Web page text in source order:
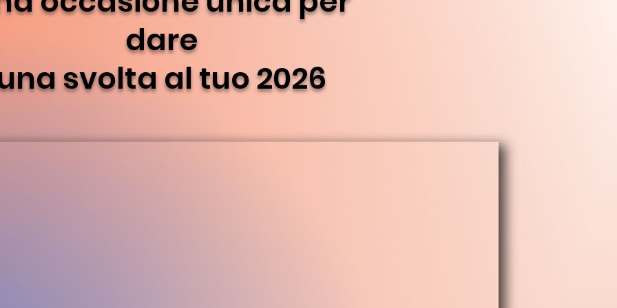
dare
svolta al tuo 2026